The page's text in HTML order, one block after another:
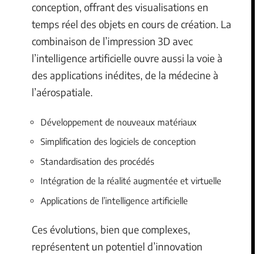
conception, offrant des visualisations en
temps réel des objets en cours de création. La
combinaison de l’impression 3D avec
l’intelligence artificielle ouvre aussi la voie à
des applications inédites, de la médecine à
l’aérospatiale.
Développement de nouveaux matériaux
Simplification des logiciels de conception
Standardisation des procédés
Intégration de la réalité augmentée et virtuelle
Applications de l’intelligence artificielle
Ces évolutions, bien que complexes,
représentent un potentiel d’innovation